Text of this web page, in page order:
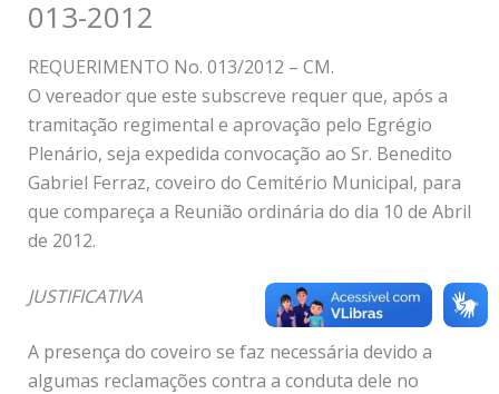
013-2012
REQUERIMENTO No. 013/2012 – CM.
O vereador que este subscreve requer que, após a
tramitação regimental e aprovação pelo Egrégio
Plenário, seja expedida convocação ao Sr. Benedito
Gabriel Ferraz, coveiro do Cemitério Municipal, para
que compareça a Reunião ordinária do dia 10 de Abril
de 2012.
JUSTIFICATIVA
A presença do coveiro se faz necessária devido a
algumas reclamações contra a conduta dele no